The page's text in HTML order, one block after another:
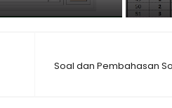
Soal dan Pembahasan